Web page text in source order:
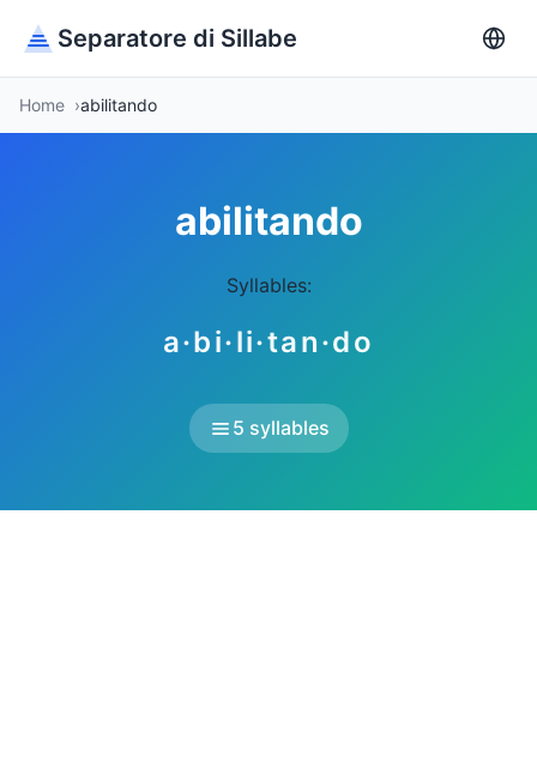
Separatore di Sillabe
Home abilitando
abilitando
Syllables:
a·bi·li·tan·do
5 syllables